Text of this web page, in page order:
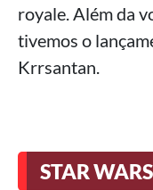
royale. Além da
tivemos o
Krrsantan.
STAR